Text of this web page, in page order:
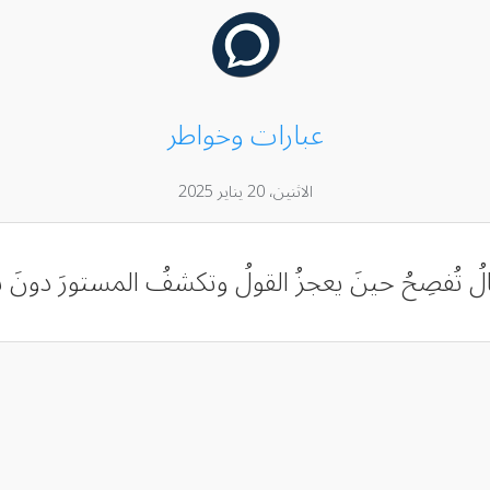
عبارات وخواطر
الاثنين، 20 يناير 2025
تُفصِحُ حينَ يعجزُ القولُ ‏وتكشفُ المستورَ دونَ